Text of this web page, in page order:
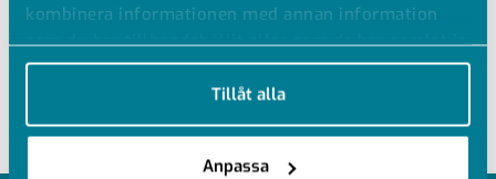
kombinera informationen med annan information
som du har tillhandahållit eller som de har samlat in
när du har använt deras tjänster.
Tillåt alla
Anpassa
Ral 7011 mörkgrå (Vit mot förfrågan)
Tråd- och extrudersvetsning